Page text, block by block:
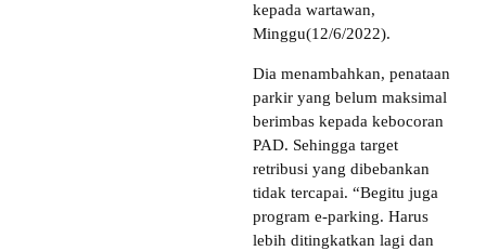
kepada wartawan,
Minggu(12/6/2022).
Dia menambahkan, penataan
parkir yang belum maksimal
berimbas kepada kebocoran
PAD. Sehingga target
retribusi yang dibebankan
tidak tercapai. “Begitu juga
program e-parking. Harus
lebih ditingkatkan lagi dan